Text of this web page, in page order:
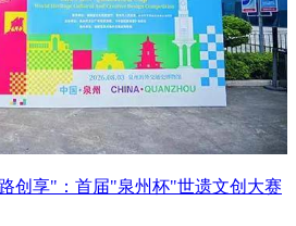
创享"：首届"泉州杯"世遗文创大赛